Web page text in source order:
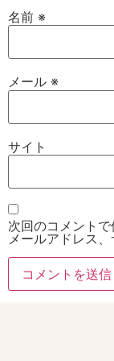
名前 ※
メール ※
サイト
次回のコメントで
メールアドレス、